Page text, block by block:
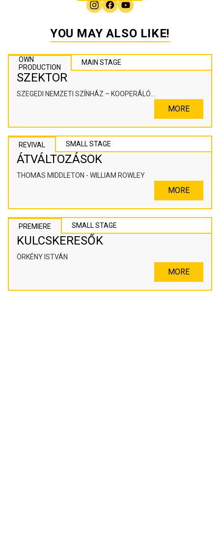
YOU MAY ALSO LIKE!
OWN
PRODUCTION
MAIN STAGE
SZEKTOR
SZEGEDI NEMZETI SZÍNHÁZ – KOOPERÁLÓ
MORE
REVIVAL SMALL STAGE
ÁTVÁLTOZÁSOK
THOMAS MIDDLETON - WILLIAM ROWLEY
MORE
PREMIERE SMALL STAGE
KULCSKERESŐK
ÖRKÉNY ISTVÁN
MORE